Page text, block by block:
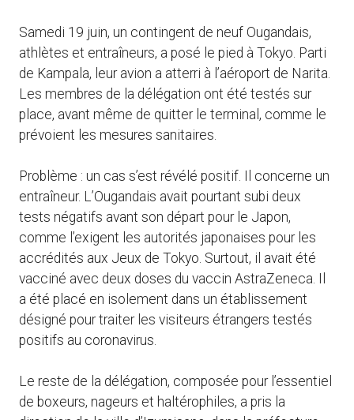
Samedi 19 juin, un contingent de neuf Ougandais,
athlètes et entraîneurs, a posé le pied à Tokyo. Parti
de Kampala, leur avion a atterri à l’aéroport de Narita.
Les membres de la délégation ont été testés sur
place, avant même de quitter le terminal, comme le
prévoient les mesures sanitaires.
Problème : un cas s’est révélé positif. Il concerne un
entraîneur. L’Ougandais avait pourtant subi deux
tests négatifs avant son départ pour le Japon,
comme l’exigent les autorités japonaises pour les
accrédités aux Jeux de Tokyo. Surtout, il avait été
vacciné avec deux doses du vaccin AstraZeneca. Il
a été placé en isolement dans un établissement
désigné pour traiter les visiteurs étrangers testés
positifs au coronavirus.
Le reste de la délégation, composée pour l’essentiel
de boxeurs, nageurs et haltérophiles, a pris la